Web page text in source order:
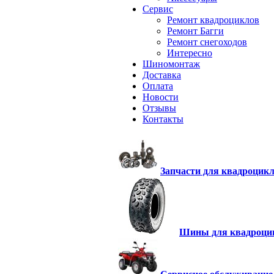
Сервис
Ремонт квадроциклов
Ремонт Багги
Ремонт снегоходов
Интересно
Шиномонтаж
Доставка
Оплата
Новости
Отзывы
Контакты
Запчасти для
Шины для